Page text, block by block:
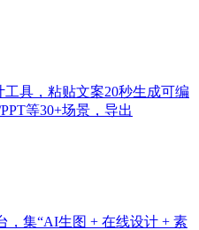
工具，粘贴文案20秒生成可编
等30+场景，导出
，集“AI生图 + 在线设计 + 素